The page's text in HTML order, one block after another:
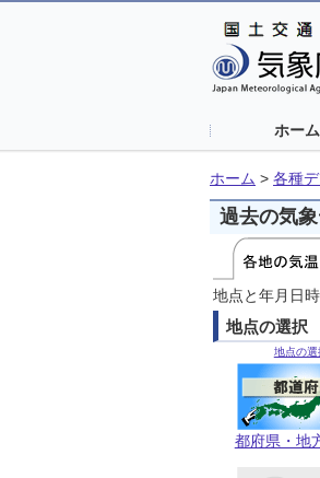
ホーム
ホーム > 各種
過去の気
地点と年月日
地点の選択
地点の選
都府県・地